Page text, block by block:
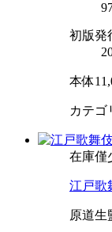
初版発
本体
カテゴ
在庫僅
江戸歌
原道生